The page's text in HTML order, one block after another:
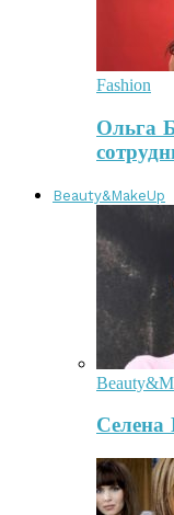
Fashion
Ольга
Beauty&MakeUp
Селена